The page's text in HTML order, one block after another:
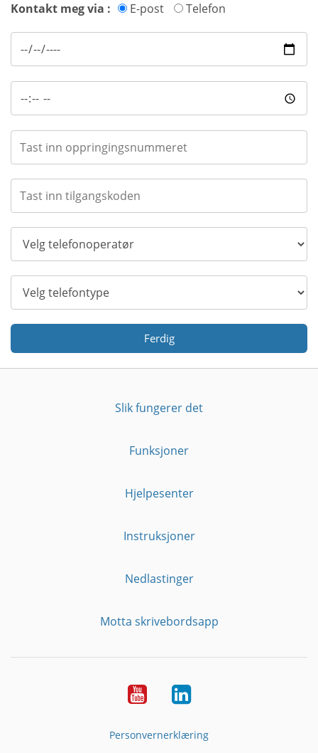
Kontakt meg via : E-post Telefon
Ferdig
Slik fungerer det
Funksjoner
Hjelpesenter
Instruksjoner
Nedlastinger
Motta skrivebordsapp
YouTubeLinkedin
Personvernerklæring